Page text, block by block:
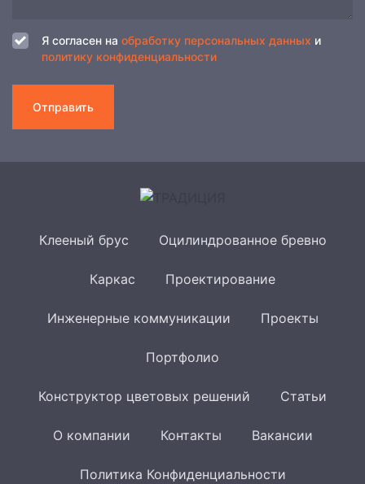
Я согласен на обработку персональных данных и
политику конфиденциальности
Отправить
Клееный брус Оцилиндрованное бревно
Каркас Проектирование
Инженерные коммуникации Проекты
Портфолио
Конструктор цветовых решений Статьи
О компании Контакты Вакансии
Политика Конфиденциальности